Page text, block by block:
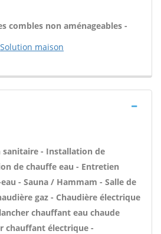
combles non aménageables -
Solution maison
- Installation de
de chauffe eau - Entretien
- Sauna / Hammam - Salle de
gaz - Chaudière électrique
chauffant eau chaude
chauffant électrique -